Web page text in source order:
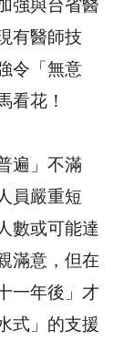
強與台省醫
有醫師技
令「無意
看花！
遍」不滿
員嚴重短
數或可能達
滿意，但在
一年後」才
式」的支援